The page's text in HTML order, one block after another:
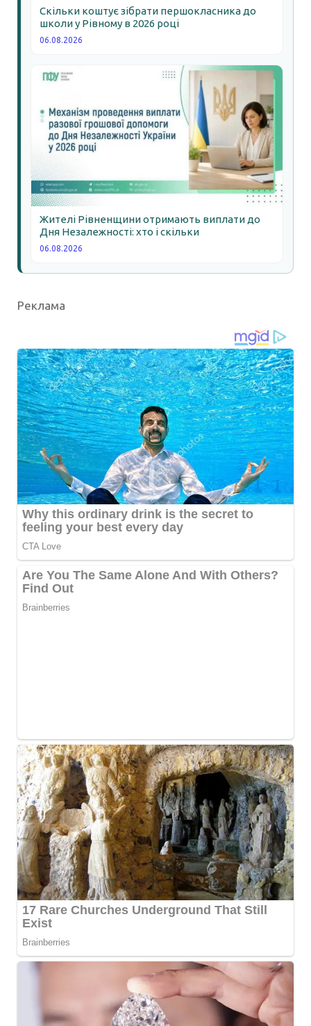
Скільки коштує зібрати першокласника до
школи у Рівному в 2026 році
06.08.2026
Жителі Рівненщини отримають виплати до
Дня Незалежності: хто і скільки
06.08.2026
Реклама